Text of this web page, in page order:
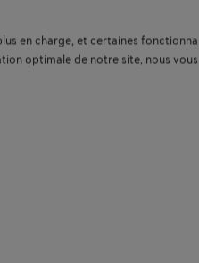
en charge, et certaines
optimale de notre site, nous